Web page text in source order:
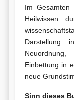
Im Gesamten
Heilwissen
Darstellung
Neuordnung,
Einbettung in
neue
Sinn dieses